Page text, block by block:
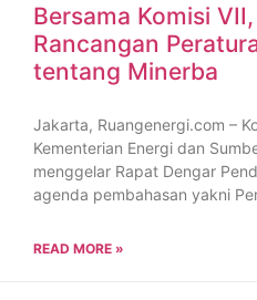
Bersama Komisi
Rancangan
tentang Minerba
Jakarta, Ruangenergi.com –
Kementerian Energi dan
menggelar Rapat Dengar
agenda pembahasan yakni
READ MORE »